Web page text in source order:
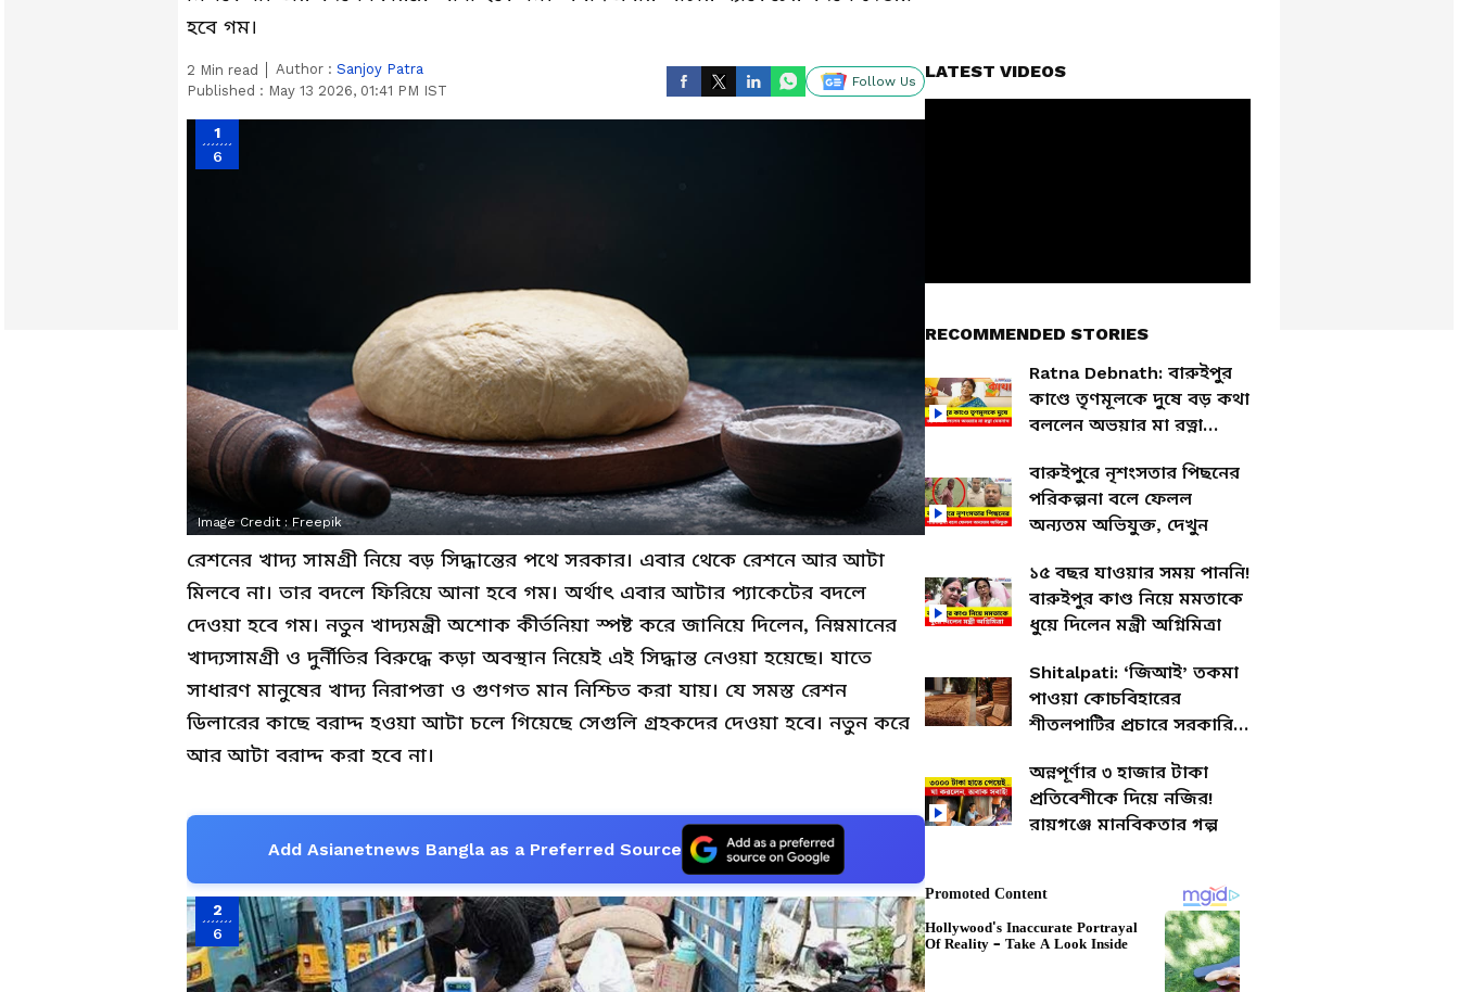
হবে গম।
2 Min read Author : Sanjoy Patra
Published : May 13 2026, 01:41 PM IST
Follow Us
1
6
Image Credit : Freepik
রেশনের খাদ্য সামগ্রী নিয়ে বড় সিদ্ধান্তের পথে সরকার। এবার থেকে রেশনে আর আটা
মিলবে না। তার বদলে ফিরিয়ে আনা হবে গম। অর্থাৎ এবার আটার প্যাকেটের বদলে
দেওয়া হবে গম। নতুন খাদ্যমন্ত্রী অশোক কীর্তনিয়া স্পষ্ট করে জানিয়ে দিলেন, নিম্নমানের
খাদ্যসামগ্রী ও দুর্নীতির বিরুদ্ধে কড়া অবস্থান নিয়েই এই সিদ্ধান্ত নেওয়া হয়েছে। যাতে
সাধারণ মানুষের খাদ্য নিরাপত্তা ও গুণগত মান নিশ্চিত করা যায়। যে সমস্ত রেশন
ডিলারের কাছে বরাদ্দ হওয়া আটা চলে গিয়েছে সেগুলি গ্রহকদের দেওয়া হবে। নতুন করে
আর আটা বরাদ্দ করা হবে না।
Add Asianetnews Bangla as a Preferred Source
2
6
LATEST VIDEOS
RECOMMENDED STORIES
Ratna Debnath: বারুইপুর
কাণ্ডে তৃণমূলকে দুষে বড় কথা
বললেন অভয়ার মা রত্না
বারুইপুরে নৃশংসতার পিছনের
পরিকল্পনা বলে ফেলল
অন্যতম অভিযুক্ত, দেখুন
১৫ বছর যাওয়ার সময় পাননি!
বারুইপুর কাণ্ড নিয়ে মমতাকে
ধুয়ে দিলেন মন্ত্রী অগ্নিমিত্রা
Shitalpati: ‘জিআই’ তকমা
পাওয়া কোচবিহারের
শীতলপাটির প্রচারে সরকারি
হাসি
অন্নপূর্ণার ৩ হাজার টাকা
প্রতিবেশীকে দিয়ে নজির!
রায়গঞ্জে মানবিকতার গল্প